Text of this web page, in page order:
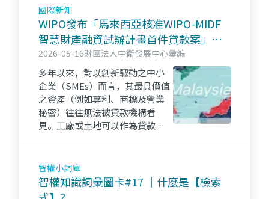
要依據。👉點進來看更多～iPKM
資源一把抓！！
國際新知
WIPO發布「馬來西亞核准WIPO-MIDF
智慧財產融資試辦計畫首件貸款案」報
導
2026-05-16財團法人中衛發展中心彙編
多年以來，對以創新驅動之中小
企業（SMEs）而言，其最具價值
之資產（例如專利、商標及營業
秘密）往往無法被貸款機構看
見。工廠或土地可以作為貸款之
智權小詞庫
智權知識詞彙圖卡#17 ｜什麼是【檢索